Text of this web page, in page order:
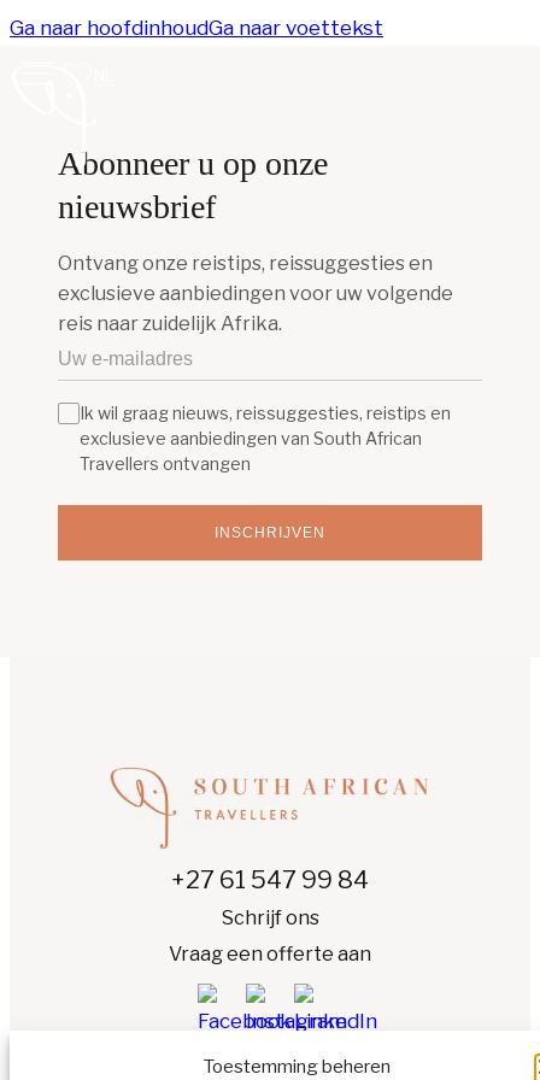
Toestemming beheren
Ga naar hoofdinhoudGa naar voettekst
Abonneer u op onze
nieuwsbrief
Ontvang onze reistips, reissuggesties en
exclusieve aanbiedingen voor uw volgende
reis naar zuidelijk Afrika.
INSCHRIJVEN
Ik wil graag nieuws, reissuggesties, reistips en
exclusieve aanbiedingen van South African
Travellers ontvangen
+27 61 547 99 84
Schrijf ons
Vraag een offerte aan